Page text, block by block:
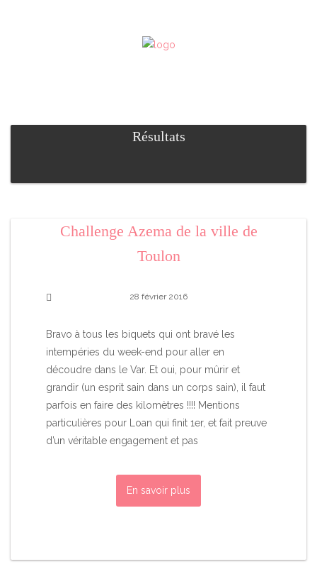
Résultats
Challenge Azema de la ville de
Toulon
28 février 2016
Bravo à tous les biquets qui ont bravé les
intempéries du week-end pour aller en
découdre dans le Var. Et oui, pour mûrir et
grandir (un esprit sain dans un corps sain), il faut
parfois en faire des kilomètres !!!! Mentions
particulières pour Loan qui finit 1er, et fait preuve
d’un véritable engagement et pas
En savoir plus